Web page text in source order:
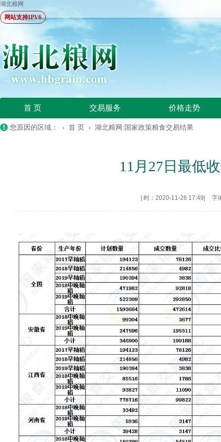
湖北粮网
网站支持IPV6
首 页 交易服务 价格走势
您原因的区域： › 首 页 › 湖北粮网:国家政策粮食交易结果
11月27日最低
时：2020-11-26 17:49 字